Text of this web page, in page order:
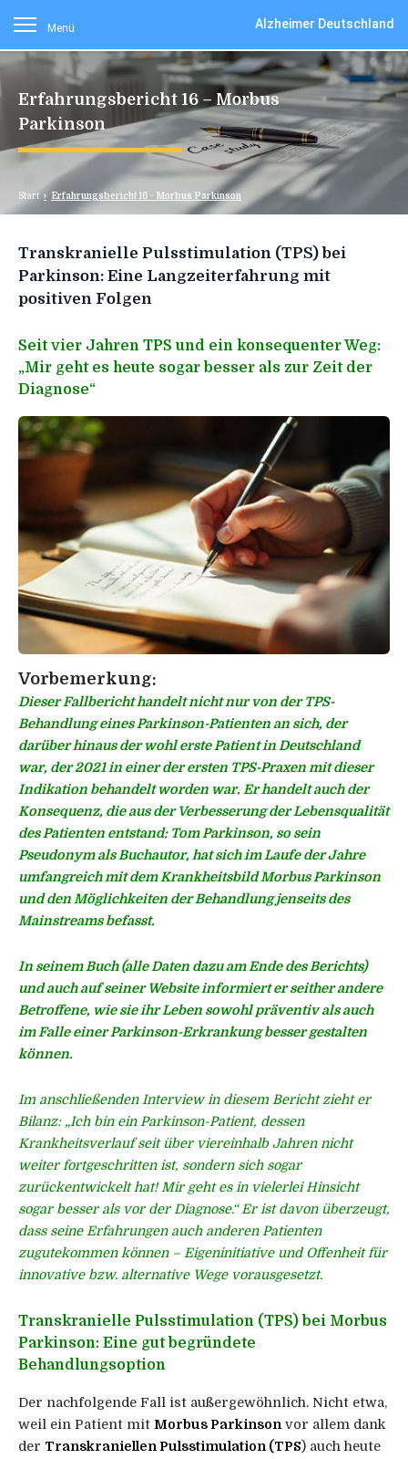
Erfahrungsbericht 16 – Morbus
Parkinson
Start Erfahrungsbericht 16 - Morbus Parkinson
Transkranielle Pulsstimulation (TPS) bei
Parkinson: Eine Langzeiterfahrung mit
positiven Folgen
Seit vier Jahren TPS und ein konsequenter Weg:
„Mir geht es heute sogar besser als zur Zeit der
Diagnose“
Vorbemerkung:
Dieser Fallbericht handelt nicht nur von der TPS-
Behandlung eines Parkinson-Patienten an sich, der
darüber hinaus der wohl erste Patient in Deutschland
war, der 2021 in einer der ersten TPS-Praxen mit dieser
Indikation behandelt worden war. Er handelt auch der
Konsequenz, die aus der Verbesserung der Lebensqualität
des Patienten entstand: Tom Parkinson, so sein
Pseudonym als Buchautor, hat sich im Laufe der Jahre
umfangreich mit dem Krankheitsbild Morbus Parkinson
und den Möglichkeiten der Behandlung jenseits des
Mainstreams befasst.
In seinem Buch (alle Daten dazu am Ende des Berichts)
und auch auf seiner Website informiert er seither andere
Betroffene, wie sie ihr Leben sowohl präventiv als auch
im Falle einer Parkinson-Erkrankung besser gestalten
können.
Im anschließenden Interview in diesem Bericht zieht er
Bilanz: „Ich bin ein Parkinson-Patient, dessen
Krankheitsverlauf seit über viereinhalb Jahren nicht
weiter fortgeschritten ist, sondern sich sogar
zurückentwickelt hat! Mir geht es in vielerlei Hinsicht
sogar besser als vor der Diagnose.“ Er ist davon überzeugt,
dass seine Erfahrungen auch anderen Patienten
zugutekommen können – Eigeninitiative und Offenheit für
innovative bzw. alternative Wege vorausgesetzt.
Transkranielle Pulsstimulation (TPS) bei Morbus
Parkinson: Eine gut begründete
Behandlungsoption
Der nachfolgende Fall ist außergewöhnlich. Nicht etwa,
weil ein Patient mit Morbus Parkinson vor allem dank
der Transkraniellen Pulsstimulation (TPS) auch heute
Menü Alzheimer Deutschland